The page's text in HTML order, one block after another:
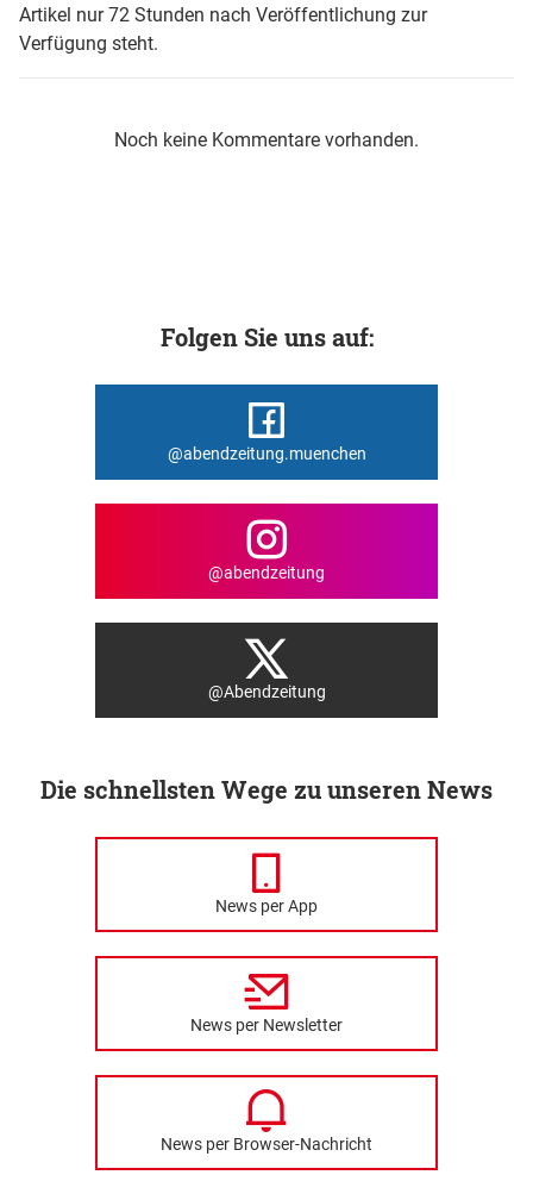
Artikel nur 72 Stunden nach Veröffentlichung zur
Verfügung steht.
Noch keine Kommentare vorhanden.
Folgen Sie uns auf:
@abendzeitung.muenchen
@abendzeitung
@Abendzeitung
Die schnellsten Wege zu unseren News
News per App
News per Newsletter
News per Browser-Nachricht